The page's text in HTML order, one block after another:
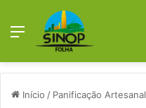
Menu
Início / Panificação Artesanal